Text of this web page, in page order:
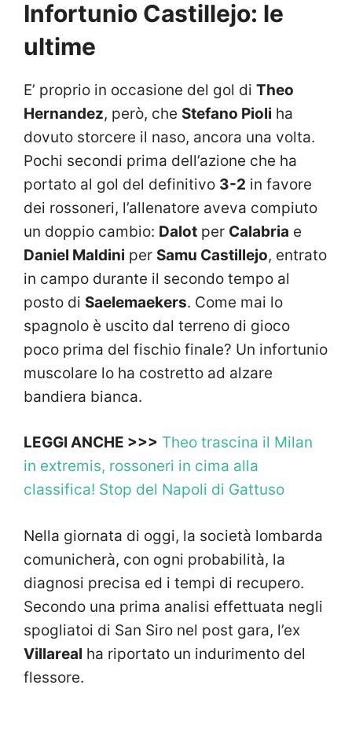
Infortunio Castillejo: le
ultime
E’ proprio in occasione del gol di Theo
Hernandez, però, che Stefano Pioli ha
dovuto storcere il naso, ancora una volta.
Pochi secondi prima dell’azione che ha
portato al gol del definitivo 3-2 in favore
dei rossoneri, l’allenatore aveva compiuto
un doppio cambio: Dalot per Calabria e
Daniel Maldini per Samu Castillejo, entrato
in campo durante il secondo tempo al
posto di Saelemaekers. Come mai lo
spagnolo è uscito dal terreno di gioco
poco prima del fischio finale? Un infortunio
muscolare lo ha costretto ad alzare
bandiera bianca.
LEGGI ANCHE >>> Theo trascina il Milan
in extremis, rossoneri in cima alla
classifica! Stop del Napoli di Gattuso
Nella giornata di oggi, la società lombarda
comunicherà, con ogni probabilità, la
diagnosi precisa ed i tempi di recupero.
Secondo una prima analisi effettuata negli
spogliatoi di San Siro nel post gara, l’ex
Villareal ha riportato un indurimento del
flessore.